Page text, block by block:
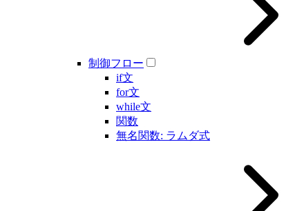
制御フロー
if文
for文
while文
関数
無名関数: ラムダ式